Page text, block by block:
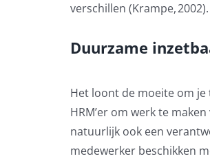
verschillen (Krampe, 2002).
Duurzame
Het loont de moeite om je
HRM’er om werk te
natuurlijk ook een
medewerker beschikken